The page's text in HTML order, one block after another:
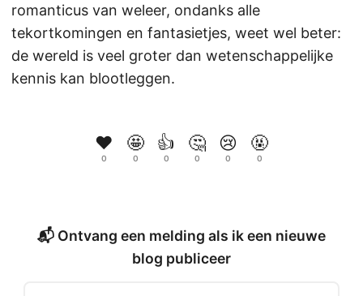
romanticus van weleer, ondanks alle
tekortkomingen en fantasietjes, weet wel beter:
de wereld is veel groter dan wetenschappelijke
kennis kan blootleggen.
❤️
0
🤩
0
👍
0
🤔
0
😢
0
🤬
0
📬 Ontvang een melding als ik een nieuwe
blog publiceer